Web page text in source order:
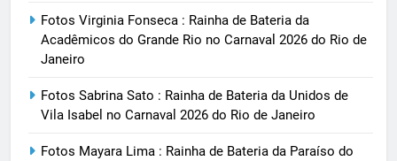
Fotos Virginia Fonseca : Rainha de Bateria da
Acadêmicos do Grande Rio no Carnaval 2026 do Rio de
Janeiro
Fotos Sabrina Sato : Rainha de Bateria da Unidos de
Vila Isabel no Carnaval 2026 do Rio de Janeiro
Fotos Mayara Lima : Rainha de Bateria da Paraíso do